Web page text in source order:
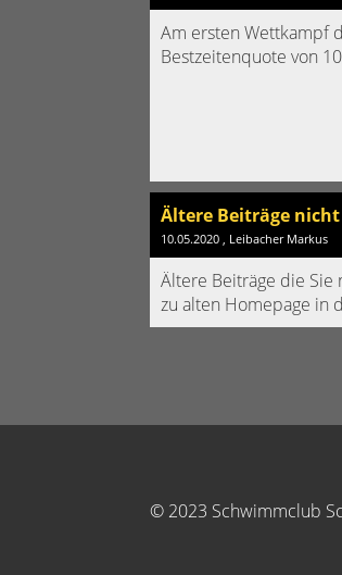
Am ersten Wettkampf
Bestzeitenquote von
Ältere Beiträge
10.05.2020 , Leibacher Markus
Ältere Beiträge die Sie
zu alten Homepage in
© 2023 Schwimmclub